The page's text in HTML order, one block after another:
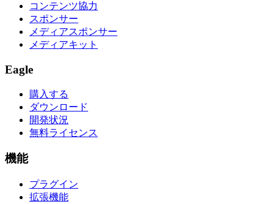
コンテンツ協力
スポンサー
メディアスポンサー
メディアキット
Eagle
購入する
ダウンロード
開発状況
無料ライセンス
機能
プラグイン
拡張機能